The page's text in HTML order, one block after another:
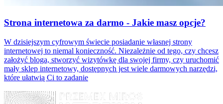
Strona internetowa za darmo - Jakie masz opcje?
W dzisiejszym cyfrowym świecie posiadanie własnej strony
internetowej to niemal konieczność. Niezależnie od tego, czy chcesz
założyć bloga, stworzyć wizytówkę dla swojej firmy, czy uruchomić
mały sklep internetowy, dostępnych jest wiele darmowych narzędzi,
które ułatwią Ci to zadanie